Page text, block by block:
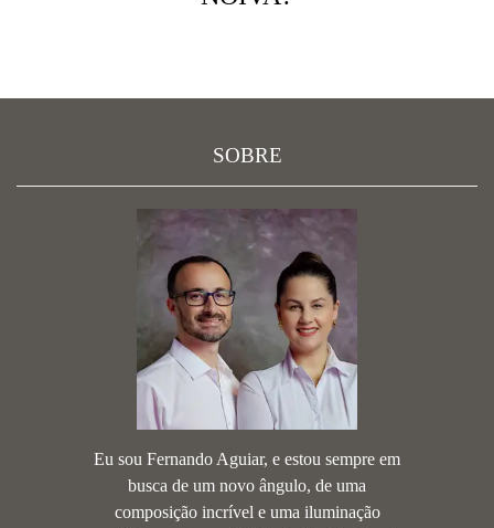
SOBRE
Eu sou Fernando Aguiar, e estou sempre em
busca de um novo ângulo, de uma
composição incrível e uma iluminação